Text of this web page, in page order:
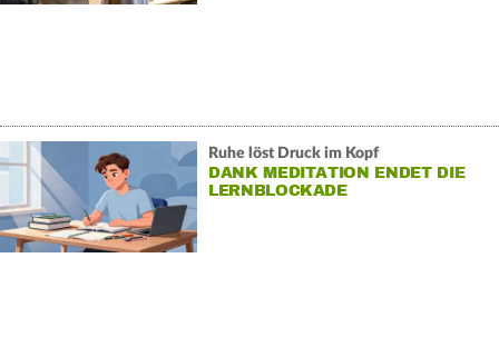
Ruhe löst Druck im Kopf
DANK MEDITATION ENDET DIE
LERNBLOCKADE